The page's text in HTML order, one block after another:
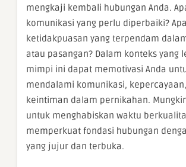
mengkaji kembali hubungan Anda.
komunikasi yang perlu diperbaiki?
ketidakpuasan yang terpendam
atau pasangan? Dalam konteks yang
mimpi ini dapat memotivasi Anda
mendalami komunikasi,
keintiman dalam pernikahan.
untuk menghabiskan waktu
memperkuat fondasi hubungan
yang jujur dan terbuka.